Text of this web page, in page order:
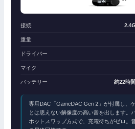
接続
重量
ドライバー
マイク
バッテリー 約22時
専用DAC「GameDAC Gen 2」が付属し、
とは思えない解像度の高い音を出します。
ホットスワップ方式で、充電待ちがゼロ。